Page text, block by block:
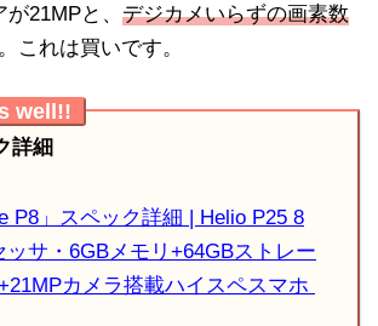
21MPと、 デジカメいらずの画素数
これは買いです。
詳細
P8」スペック詳細 | Helio P25 8
ッサ・6GBメモリ+64GBストレー
カメラ搭載ハイスペスマホ